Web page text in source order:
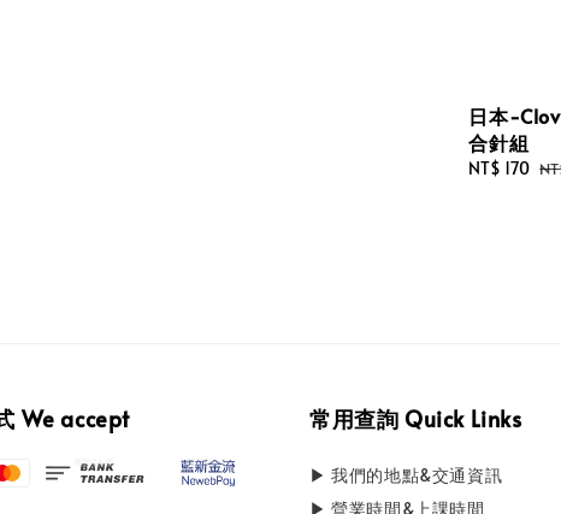
日本-
合針組
Sale
NT$ 170
We accept 常用查詢 Quick Links
▶ 我們的地點&交通資訊
▶ 營業時間&上課時間